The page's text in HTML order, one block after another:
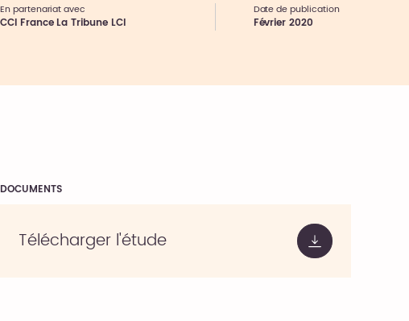
En partenariat avec
CCI France La Tribune LCI
Date de publication
Février 2020
DOCUMENTS
Télécharger l'étude